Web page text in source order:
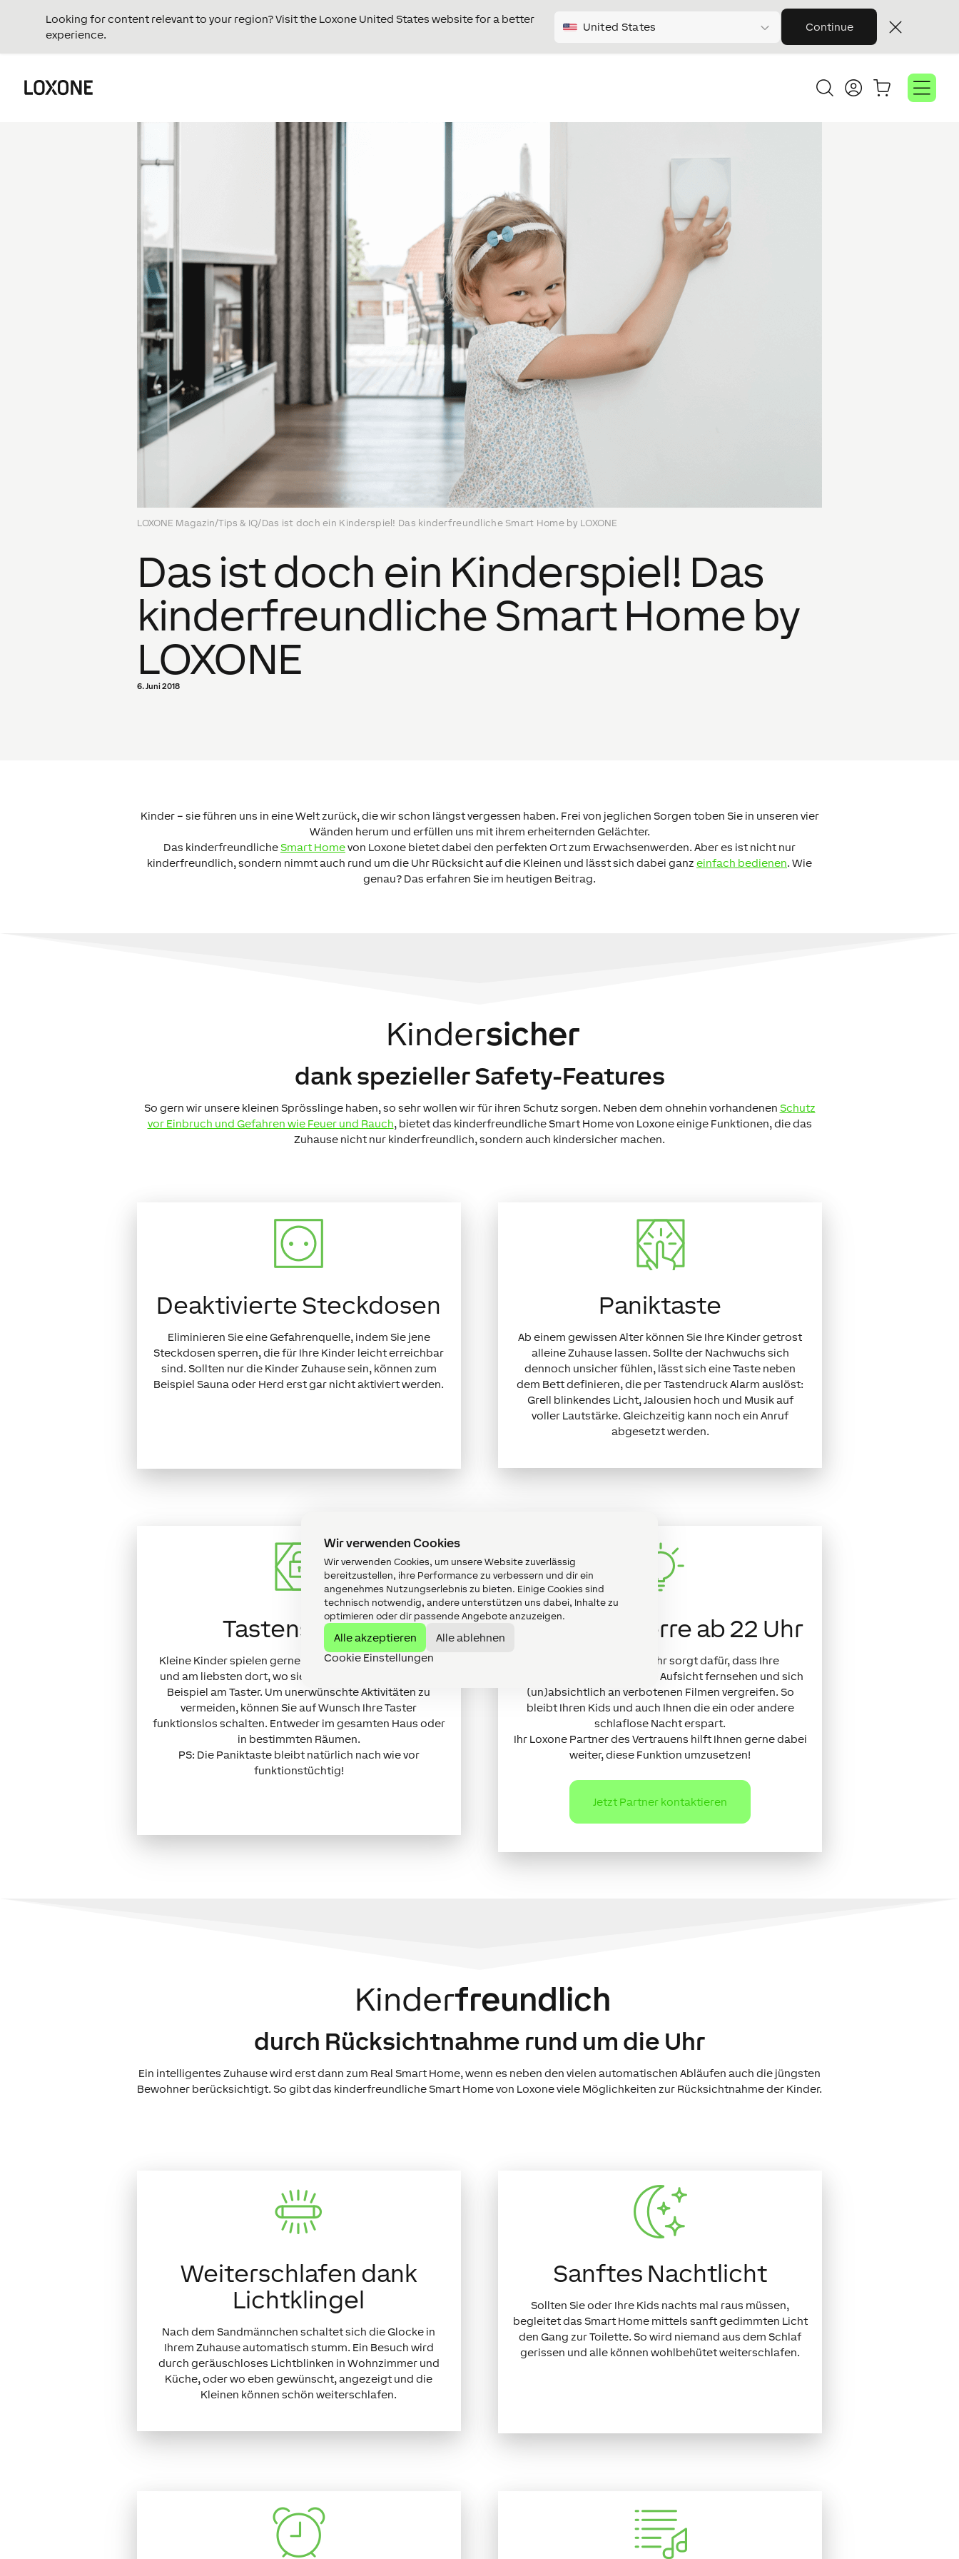
Wir verwenden Cookies
Wir verwenden Cookies, um unsere Website zuverlässig
bereitzustellen, ihre Performance zu verbessern und dir ein
angenehmes Nutzungserlebnis zu bieten. Einige Cookies sind
technisch notwendig, andere unterstützen uns dabei, Inhalte zu
optimieren oder dir passende Angebote anzuzeigen.
Alle akzeptieren
Alle ablehnen
Cookie Einstellungen
Looking for content relevant to your region? Visit the Loxone United States website for a better
experience.
United States Continue
LOXONE Magazin/Tips & IQ/Das ist doch ein Kinderspiel! Das kinderfreundliche Smart Home by LOXONE
Das ist doch ein Kinderspiel! Das
kinderfreundliche Smart Home by
LOXONE
6. Juni 2018
Kinder – sie führen uns in eine Welt zurück, die wir schon längst vergessen haben. Frei von jeglichen Sorgen toben Sie in unseren vier
Wänden herum und erfüllen uns mit ihrem erheiternden Gelächter.
Das kinderfreundlicheSmart Homevon Loxone bietet dabei den perfekten Ort zum Erwachsenwerden. Aber es ist nicht nur
kinderfreundlich, sondern nimmt auch rund um die Uhr Rücksicht auf die Kleinen und lässt sich dabei ganz einfach bedienen. Wie
genau? Das erfahren Sie im heutigen Beitrag.
Kindersicher
dank spezieller Safety-Features
So gern wir unsere kleinen Sprösslinge haben, so sehr wollen wir für ihren Schutz sorgen. Neben dem ohnehin vorhandenen Schutz
vor Einbruch und Gefahren wie Feuer und Rauch, bietet das kinderfreundliche Smart Home von Loxone einige Funktionen, die das
Zuhause nicht nur kinderfreundlich, sondern auch kindersicher machen.
Deaktivierte Steckdosen
Eliminieren Sie eine Gefahrenquelle, indem Sie jene
Steckdosen sperren, die für Ihre Kinder leicht erreichbar
sind. Sollten nur die Kinder Zuhause sein, können zum
Beispiel Sauna oder Herd erst gar nicht aktiviert werden.
Paniktaste
Ab einem gewissen Alter können Sie Ihre Kinder getrost
alleine Zuhause lassen. Sollte der Nachwuchs sich
dennoch unsicher fühlen, lässt sich eine Taste neben
dem Bett definieren, die per Tastendruck Alarm auslöst:
Grell blinkendes Licht, Jalousien hoch und Musik auf
voller Lautstärke. Gleichzeitig kann noch ein Anruf
abgesetzt werden.
Tastensperre
Kleine Kinder spielen gerne an Gegenständen herum –
und am liebsten dort, wo sie nicht sollen. So auch zum
Beispiel am Taster. Um unerwünschte Aktivitäten zu
vermeiden, können Sie auf Wunsch Ihre Taster
funktionslos schalten. Entweder im gesamten Haus oder
in bestimmten Räumen.
PS: Die Paniktaste bleibt natürlich nach wie vor
funktionstüchtig!
Tipp: TV Sperre ab 22 Uhr
Eine TV Sperre ab 22 Uhr sorgt dafür, dass Ihre
Sprösslinge nicht ohne Ihre Aufsicht fernsehen und sich
(un)absichtlich an verbotenen Filmen vergreifen. So
bleibt Ihren Kids und auch Ihnen die ein oder andere
schlaflose Nacht erspart.
Ihr Loxone Partner des Vertrauens hilft Ihnen gerne dabei
weiter, diese Funktion umzusetzen!
Jetzt Partner kontaktieren
Kinderfreundlich
durch Rücksichtnahme rund um die Uhr
Ein intelligentes Zuhause wird erst dann zum Real Smart Home, wenn es neben den vielen automatischen Abläufen auch die jüngsten
Bewohner berücksichtigt. So gibt das kinderfreundliche Smart Home von Loxone viele Möglichkeiten zur Rücksichtnahme der Kinder.
Weiterschlafen dank
Lichtklingel
Nach dem Sandmännchen schaltet sich die Glocke in
Ihrem Zuhause automatisch stumm. Ein Besuch wird
durch geräuschloses Lichtblinken in Wohnzimmer und
Küche, oder wo eben gewünscht, angezeigt und die
Kleinen können schön weiterschlafen.
Sanftes Nachtlicht
Sollten Sie oder Ihre Kids nachts mal raus müssen,
begleitet das Smart Home mittels sanft gedimmten Licht
den Gang zur Toilette. So wird niemand aus dem Schlaf
gerissen und alle können wohlbehütet weiterschlafen.